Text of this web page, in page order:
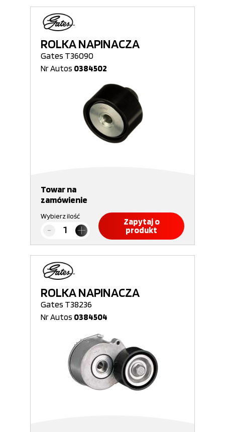
ROLKA NAPINACZA
Gates T36090
Nr Autos 0384502
Towar na
zamówienie
Wybierz ilość
Zapytaj o
produkt
ROLKA NAPINACZA
Gates T38236
Nr Autos 0384504